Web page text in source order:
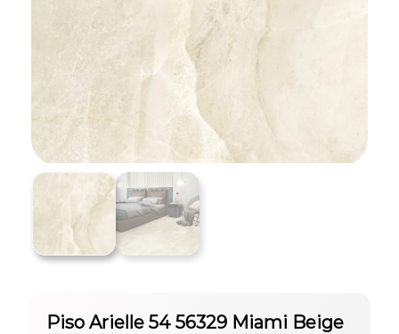
Piso Arielle 54 56329 Miami Beige